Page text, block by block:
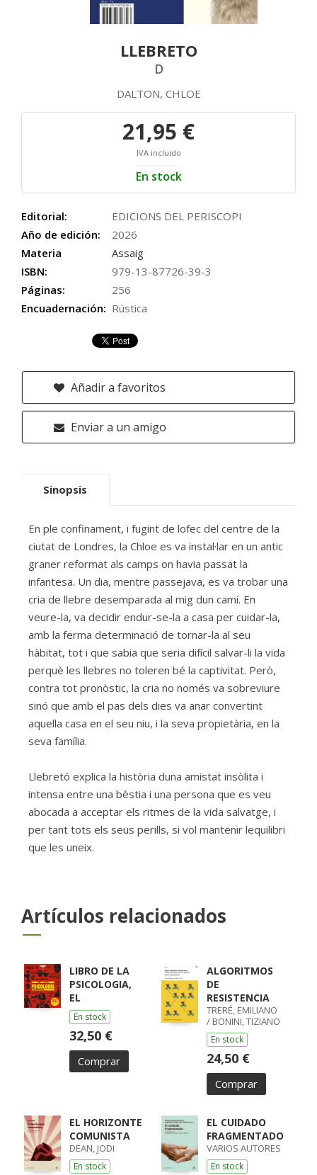
LLEBRETO
D
DALTON, CHLOE
21,95 €
IVA incluido
En stock
Editorial:
EDICIONS DEL PERISCOPI
Año de edición:
2026
Materia
Assaig
ISBN:
979-13-87726-39-3
Páginas:
256
Encuadernación: Rústica
Añadir a favoritos
Enviar a un amigo
Sinopsis
En ple confinament, i fugint de lofec del centre de la
ciutat de Londres, la Chloe es va instal·lar en un antic
graner reformat als camps on havia passat la
infantesa. Un dia, mentre passejava, es va trobar una
cria de llebre desemparada al mig dun camí. En
veure-la, va decidir endur-se-la a casa per cuidar-la,
amb la ferma determinació de tornar-la al seu
hàbitat, tot i que sabia que seria difícil salvar-li la vida
perquè les llebres no toleren bé la captivitat. Però,
contra tot pronòstic, la cria no només va sobreviure
sinó que amb el pas dels dies va anar convertint
aquella casa en el seu niu, i la seva propietària, en la
seva família.
Llebretó explica la història duna amistat insòlita i
intensa entre una bèstia i una persona que es veu
abocada a acceptar els ritmes de la vida salvatge, i
per tant tots els seus perills, si vol mantenir lequilibri
que les uneix.
Artículos relacionados
LIBRO DE LA
PSICOLOGIA,
EL
En stock
32,50 €
Comprar
ALGORITMOS
DE
RESISTENCIA
TRERÉ, EMILIANO
/ BONINI, TIZIANO
En stock
24,50 €
Comprar
EL HORIZONTE
COMUNISTA
DEAN, JODI
En stock
EL CUIDADO
FRAGMENTADO
VARIOS AUTORES
En stock